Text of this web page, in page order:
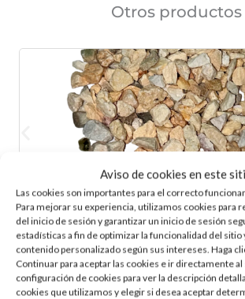
Aviso de cookies en este
Las cookies son importantes para el correcto
Para mejorar su experiencia, utilizamos cookies para
del inicio de sesión y garantizar un inicio de sesión
estadísticas a fin de optimizar la funcionalidad del
contenido personalizado según sus intereses. Haga
Continuar para aceptar las cookies e ir directamente al
configuración de cookies para ver la descripción
cookies que utilizamos y elegir si desea aceptar
Otros productos
C-MAT ZR-30